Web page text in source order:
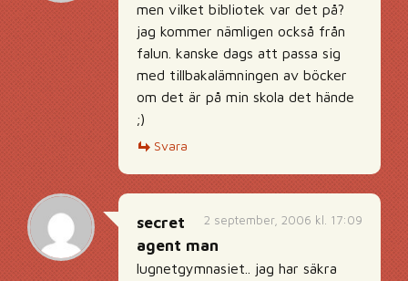
men vilket bibliotek var det på?
jag kommer nämligen också från
falun. kanske dags att passa sig
med tillbakalämningen av böcker
om det är på min skola det hände
;)
Svara
2 september, 2006 kl. 17:09
secret
agent man
lugnetgymnasiet.. jag har säkra